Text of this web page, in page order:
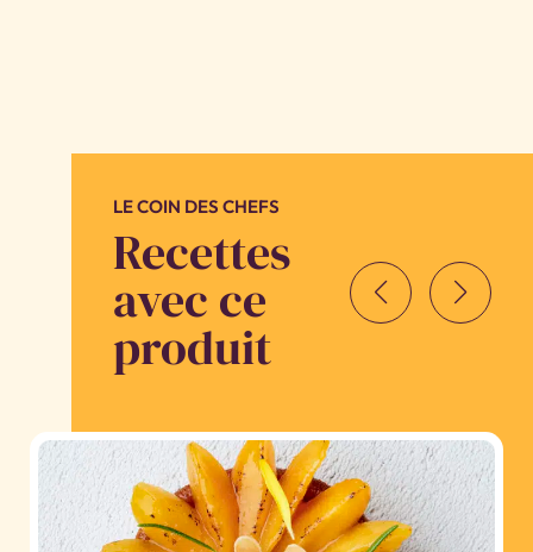
LE COIN DES CHEFS
Recettes
avec ce
produit